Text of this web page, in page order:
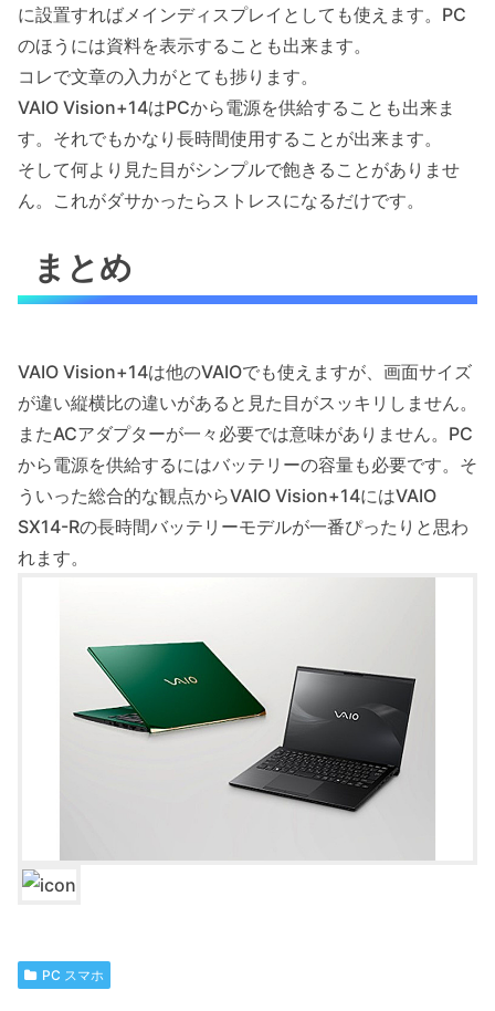
に設置すればメインディスプレイとしても使えます。PC
のほうには資料を表示することも出来ます。
コレで文章の入力がとても捗ります。
VAIO Vision+14はPCから電源を供給することも出来ま
す。それでもかなり長時間使用することが出来ます。
そして何より見た目がシンプルで飽きることがありませ
ん。これがダサかったらストレスになるだけです。
まとめ
VAIO Vision+14は他のVAIOでも使えますが、画面サイズ
が違い縦横比の違いがあると見た目がスッキリしません。
またACアダプターが一々必要では意味がありません。PC
から電源を供給するにはバッテリーの容量も必要です。そ
ういった総合的な観点からVAIO Vision+14にはVAIO
SX14-Rの長時間バッテリーモデルが一番ぴったりと思わ
れます。
PC スマホ